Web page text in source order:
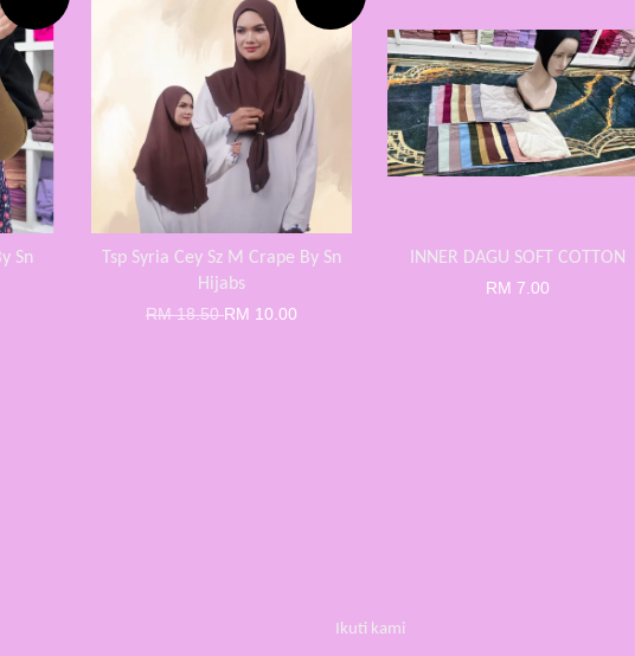
Sn
Tsp Syria Cey Sz M Crape By Sn
Hijabs
RM 18.50RM 10.00
INNER DAGU SOFT COTTON
RM 7.00
Ikuti kami